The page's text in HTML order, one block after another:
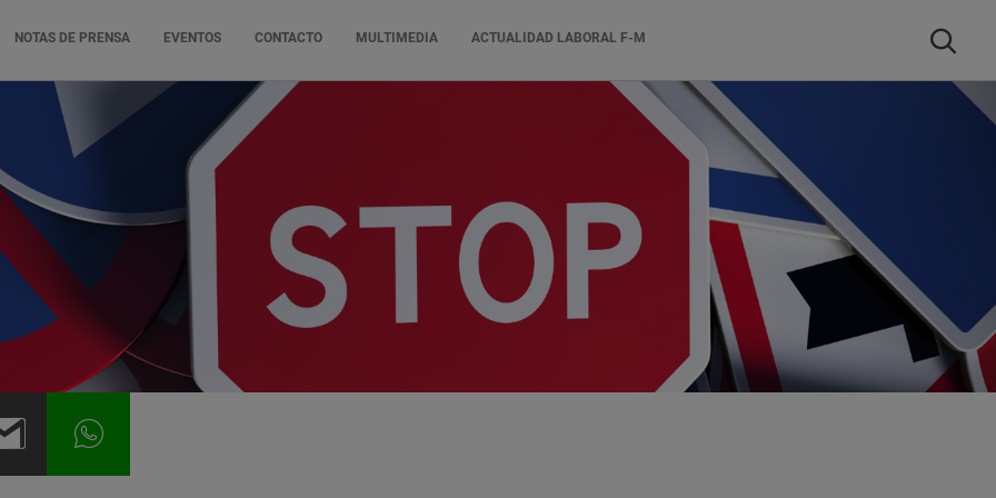
NOTAS DE PRENSA EVENTOS CONTACTO MULTIMEDIA ACTUALIDAD LABORAL F-M Buscar